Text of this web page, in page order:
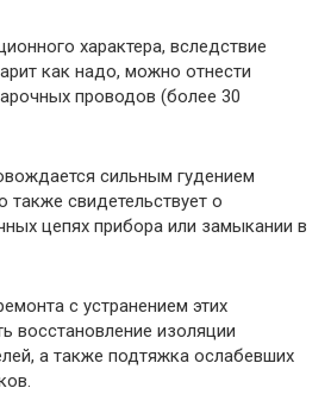
характера, вследствие
как надо, можно отнести
проводов (более 30
сильным гудением
также свидетельствует о
цепях прибора или замыкании в
с устранением этих
восстановление изоляции
а также подтяжка ослабевших